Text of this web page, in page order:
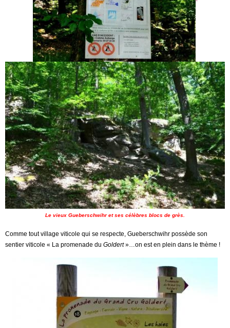
Le vieux Gueberschwihr et ses célèbres blocs de grès.
Comme tout village viticole qui se respecte, Gueberschwihr possède son
sentier viticole « La promenade du Goldert»…on est en plein dans le thème !